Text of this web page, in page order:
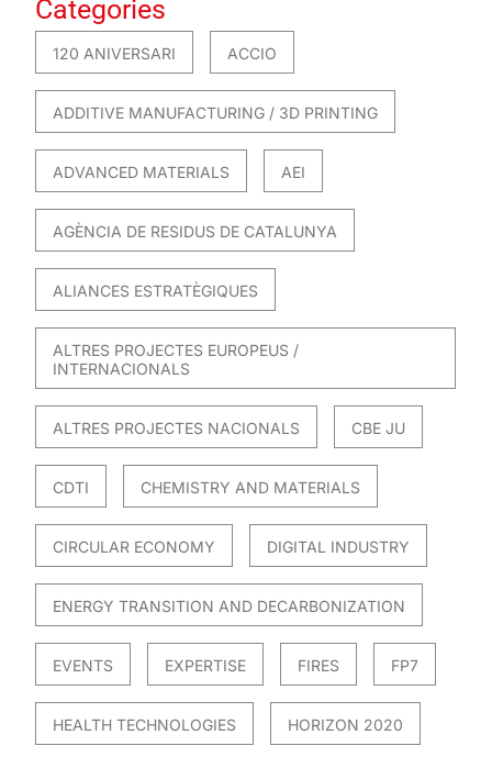
Categories
120 ANIVERSARI ACCIO
ADDITIVE MANUFACTURING / 3D PRINTING
ADVANCED MATERIALS AEI
AGÈNCIA DE RESIDUS DE CATALUNYA
ALIANCES ESTRATÈGIQUES
ALTRES PROJECTES EUROPEUS /
INTERNACIONALS
ALTRES PROJECTES NACIONALS CBE JU
CDTI CHEMISTRY AND MATERIALS
CIRCULAR ECONOMY DIGITAL INDUSTRY
ENERGY TRANSITION AND DECARBONIZATION
EVENTS EXPERTISE FIRES FP7
HEALTH TECHNOLOGIES HORIZON 2020